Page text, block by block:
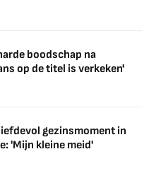
boodschap na
op de titel is verkeken'
gezinsmoment in
'Mijn kleine meid'